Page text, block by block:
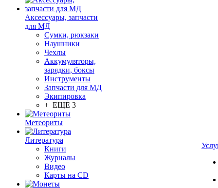
Аксессуары, запчасти
для МД
Сумки, рюкзаки
Наушники
Чехлы
Аккумуляторы,
зарядки, боксы
Инструменты
Запчасти для МД
Экипировка
+ ЕЩЕ 3
Метеориты
Литература
Книги
Журналы
Видео
Карты на CD